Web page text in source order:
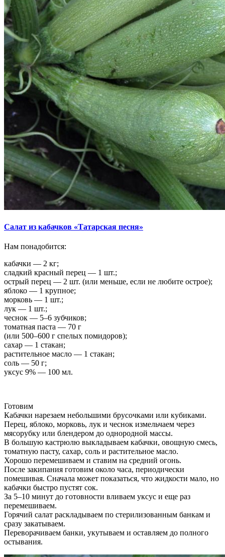
Салат из кабачков «Татарская песня»
Нам понадобится:
кабачки — 2 кг;
сладкий красный перец — 1 шт.;
острый перец — 2 шт. (или меньше, если не любите острое);
яблоко — 1 крупное;
морковь — 1 шт.;
лук — 1 шт.;
чеснок — 5–6 зубчиков;
томатная паста — 70 г
(или 500–600 г спелых помидоров);
сахар — 1 стакан;
растительное масло — 1 стакан;
соль — 50 г;
уксус 9% — 100 мл.
Готовим
Кабачки нарезаем небольшими брусочками или кубиками.
Перец, яблоко, морковь, лук и чеснок измельчаем через
мясорубку или блендером до однородной массы.
В большую кастрюлю выкладываем кабачки, овощную смесь,
томатную пасту, сахар, соль и растительное масло.
Хорошо перемешиваем и ставим на средний огонь.
После закипания готовим около часа, периодически
помешивая. Сначала может показаться, что жидкости мало, но
кабачки быстро пустят сок.
За 5–10 минут до готовности вливаем уксус и еще раз
перемешиваем.
Горячий салат раскладываем по стерилизованным банкам и
сразу закатываем.
Переворачиваем банки, укутываем и оставляем до полного
остывания.